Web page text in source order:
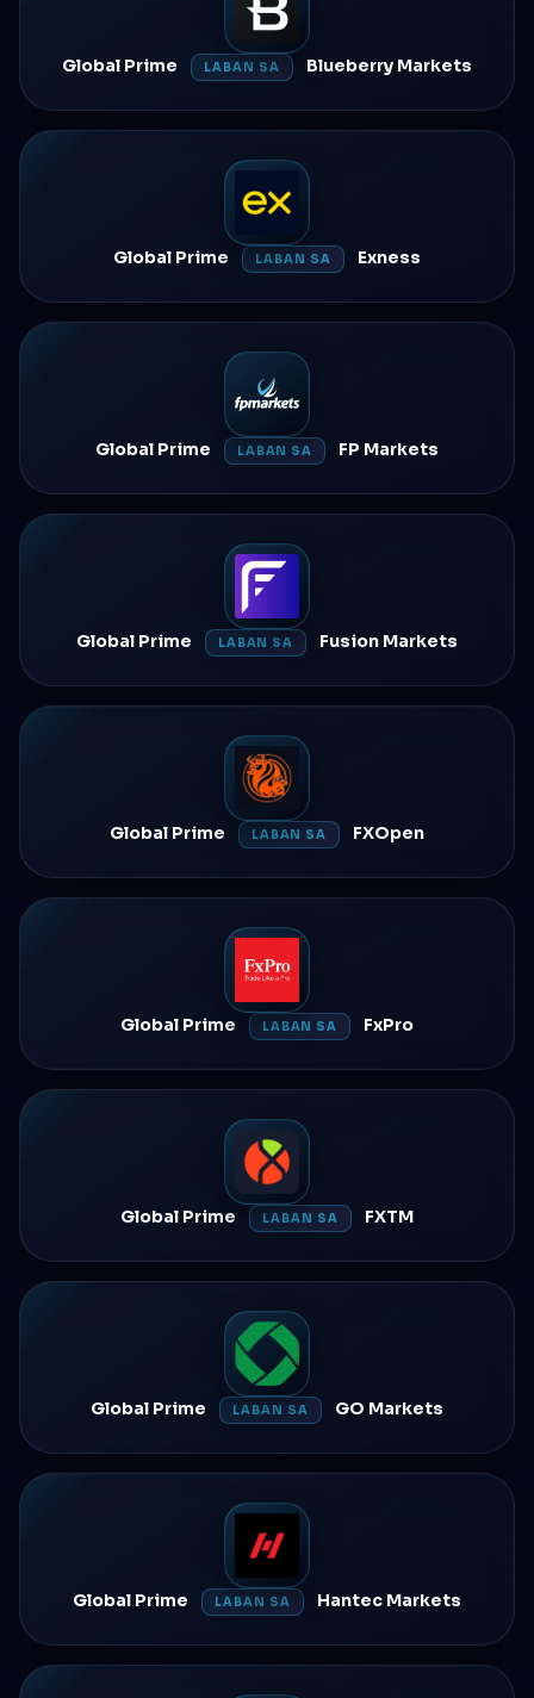
Global Prime LABAN SA Blueberry Markets
Global Prime LABAN SA Exness
Global Prime LABAN SA FP Markets
Global Prime LABAN SA Fusion Markets
Global Prime LABAN SA FXOpen
Global Prime LABAN SA FxPro
Global Prime LABAN SA FXTM
Global Prime LABAN SA GO Markets
Global Prime LABAN SA Hantec Markets